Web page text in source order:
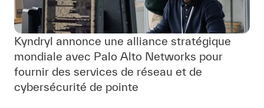
Kyndryl annonce une alliance stratégique
mondiale avec Palo Alto Networks pour
fournir des services de réseau et de
cybersécurité de pointe